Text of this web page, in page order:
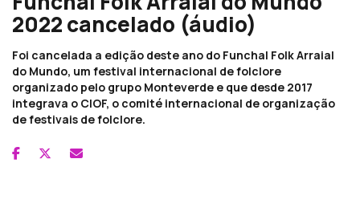
2022 cancelado (áudio)
Foi cancelada a edição deste ano do Funchal Folk Arraial
do Mundo, um festival internacional de folclore
organizado pelo grupo Monteverde e que desde 2017
integrava o CIOF, o comité internacional de organização
de festivais de folclore.